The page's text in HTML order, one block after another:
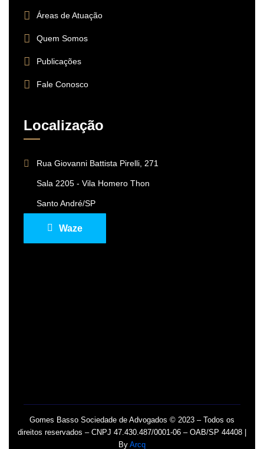
Áreas de Atuação
Quem Somos
Publicações
Fale Conosco
Localização
Rua Giovanni Battista Pirelli, 271
Sala 2205 - Vila Homero Thon
Santo André/SP
Waze
Gomes Basso Sociedade de Advogados © 2023 – Todos os
direitos reservados – CNPJ 47.430.487/0001-06 – OAB/SP 44408 |
By Arcq